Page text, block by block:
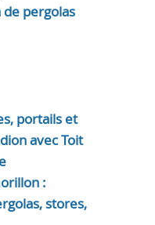
pergolas
portails et
avec Toit
:
stores,